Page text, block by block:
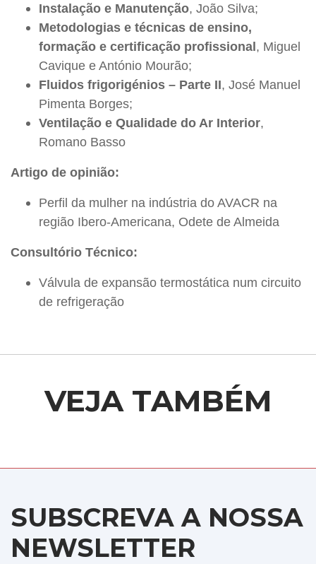
Instalação e Manutenção, João Silva;
Metodologias e técnicas de ensino,
formação e certificação profissional , Miguel
Cavique e António Mourão;
Fluidos frigorigénios – Parte II, José Manuel
Pimenta Borges;
Ventilação e Qualidade do Ar Interior,
Romano Basso
Artigo de opinião:
Perfil da mulher na indústria do AVACR na
região Ibero-Americana, Odete de Almeida
Consultório Técnico:
Válvula de expansão termostática num circuito
de refrigeração
VEJA TAMBÉM
SUBSCREVA A NOSSA
NEWSLETTER